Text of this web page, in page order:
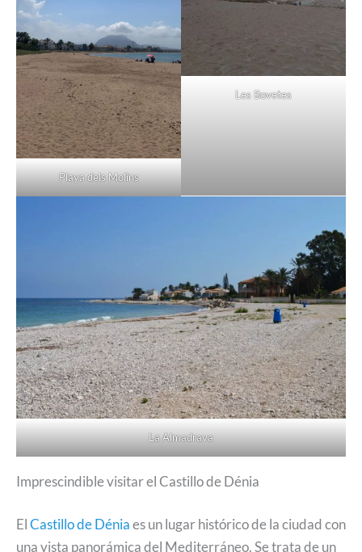
Playa dels Molins
Les Bovetes
La Almadrava
Imprescindible visitar el Castillo de Dénia
ElCastillo de Déniaes un lugar histórico de la ciudad con
una vista panorámica del Mediterráneo. Se trata de un